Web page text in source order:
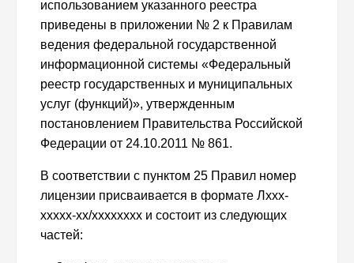
использованием указанного реестра
приведены в приложении № 2 к Правилам
ведения федеральной государственной
информационной системы «Федеральный
реестр государственных и муниципальных
услуг (функций)», утвержденным
постановлением Правительства Российской
Федерации от 24.10.2011 № 861.
В соответствии с пунктом 25 Правил номер
лицензии присваивается в формате Лxxx-
xxxxx-xx/xxxxxxxx и состоит из следующих
частей: